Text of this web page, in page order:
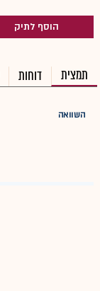
הוסף לתיק
תמצית דוחות
השוואה